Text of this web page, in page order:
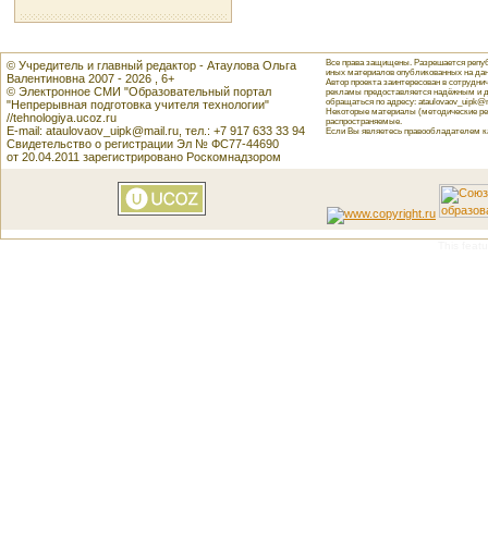
© Учредитель и главный редактор - Атаулова Ольга
Валентиновна 2007 - 2026 , 6+
© Электронное СМИ "Образовательный портал
"Непрерывная подготовка учителя технологии"
//tehnologiya.ucoz.ru
E-mail: ataulovaov_uipk@mail.ru, тел.: +7 917 633 33 94
Свидетельство о регистрации Эл № ФС77-44690
от 20.04.2011 зарегистрировано Роскомнадзором
Все права защищены. Разрешается
иных материалов опубликованных на
Автор проекта заинтересован в
рекламы предоставляется надёжным и
обращаться по адресу:
Некоторые материалы (методические
распространяемые.
Если Вы являетесь правообладателем